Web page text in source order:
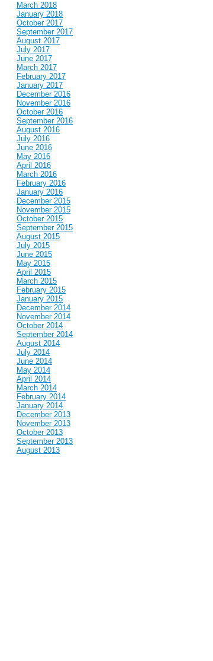
March 2018
January 2018
October 2017
September 2017
August 2017
July 2017
June 2017
March 2017
February 2017
January 2017
December 2016
November 2016
October 2016
September 2016
August 2016
July 2016
June 2016
May 2016
April 2016
March 2016
February 2016
January 2016
December 2015
November 2015
October 2015
September 2015
August 2015
July 2015
June 2015
May 2015
April 2015
March 2015
February 2015
January 2015
December 2014
November 2014
October 2014
September 2014
August 2014
July 2014
June 2014
May 2014
April 2014
March 2014
February 2014
January 2014
December 2013
November 2013
October 2013
September 2013
August 2013